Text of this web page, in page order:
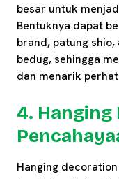
besar untuk
Bentuknya dapat
brand, patung
bedug, sehingga
dan menarik
4. Hanging
Hanging